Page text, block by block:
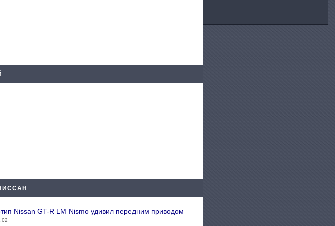
Nissan GT-R LM Nismo удивил передним приводом